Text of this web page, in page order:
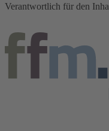
Verantwortlich für den